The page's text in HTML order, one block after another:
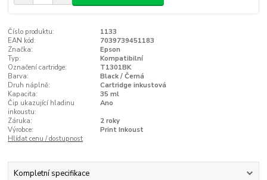
Číslo produktu:
1133
EAN kód:
7039739451183
Značka:
Epson
Typ:
Kompatibilní
Označení cartridge:
T1301BK
Barva:
Black / Černá
Druh náplně:
Cartridge inkustová
Kapacita:
35 ml
Čip ukazující hladinu
inkoustu:
Ano
Záruka:
2 roky
Výrobce:
Print Inkoust
Hlídat cenu / dostupnost
Kompletní specifikace